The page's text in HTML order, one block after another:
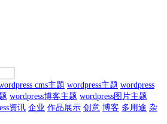
cms主题 wordpress主题 wordpress
wordpress博客主题 wordpress图片主题
资讯 企业 作品展示 创意 博客 多用途 杂